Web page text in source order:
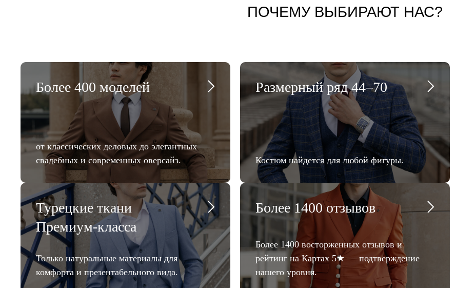
ПОЧЕМУ ВЫБИРАЮТ НАС?
Более 400 моделей
от классических деловых до элегантных
свадебных и современных оверсайз.
Размерный ряд 44–70
Костюм найдется для любой фигуры.
Турецкие ткани
Премиум-класса
Только натуральные материалы для
комфорта и презентабельного вида.
Более 1400 отзывов
Более 1400 восторженных отзывов и
рейтинг на Картах 5★ — подтверждение
нашего уровня.